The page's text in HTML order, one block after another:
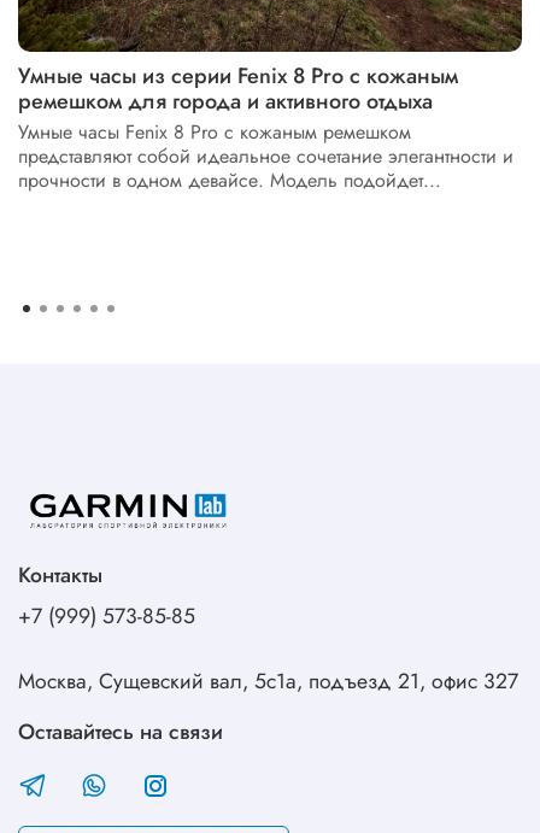
Умные часы из серии Fenix 8 Pro с кожаным
ремешком для города и активного отдыха
Умные часы Fenix 8 Pro с кожаным ремешком
представляют собой идеальное сочетание элегантности и
прочности в одном девайсе. Модель подойдет...
Контакты
+7 (999) 573-85-85
Москва, Сущевский вал, 5с1а, подъезд 21, офис 327
Оставайтесь на связи